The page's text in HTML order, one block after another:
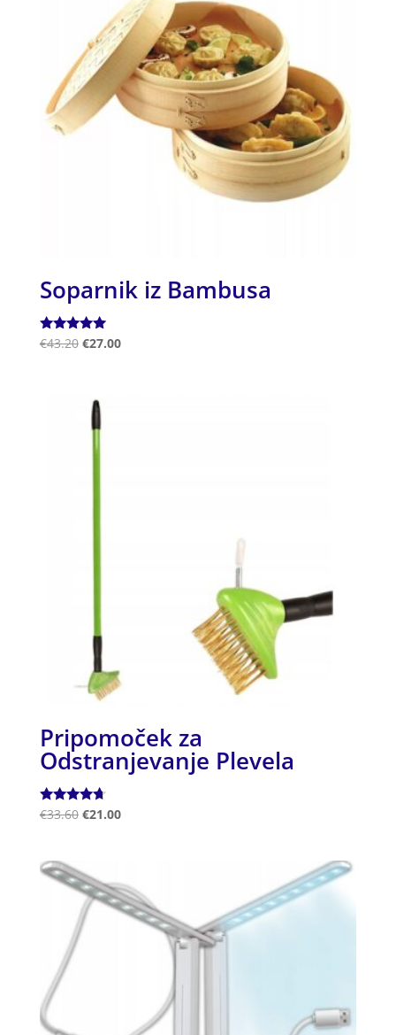
Soparnik iz Bambusa
Ocenjeno
€43.20 €27.00
Pripomoček za
Odstranjevanje Plevela
Ocenjeno
€33.60 €21.00